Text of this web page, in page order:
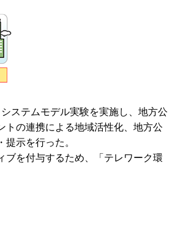
ステムモデル実験を実施し、地方公
トの連携による地域活性化、地方公
示を行った。
を付与するため、「テレワーク環